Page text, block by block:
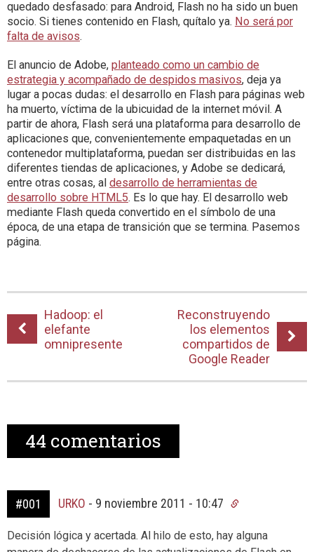
quedado desfasado: para Android, Flash no ha sido un buen
socio. Si tienes contenido en Flash, quítalo ya. No será por
falta de avisos.
El anuncio de Adobe, planteado como un cambio de
estrategia y acompañado de despidos masivos, deja ya
lugar a pocas dudas: el desarrollo en Flash para páginas web
ha muerto, víctima de la ubicuidad de la internet móvil. A
partir de ahora, Flash será una plataforma para desarrollo de
aplicaciones que, convenientemente empaquetadas en un
contenedor multiplataforma, puedan ser distribuidas en las
diferentes tiendas de aplicaciones, y Adobe se dedicará,
entre otras cosas, al desarrollo de herramientas de
desarrollo sobre HTML5. Es lo que hay. El desarrollo web
mediante Flash queda convertido en el símbolo de una
época, de una etapa de transición que se termina. Pasemos
página.
Hadoop: el
elefante
omnipresente
Reconstruyendo
los elementos
compartidos de
Google Reader
44 comentarios
#001 URKO - 9 noviembre 2011 - 10:47
Decisión lógica y acertada. Al hilo de esto, hay alguna